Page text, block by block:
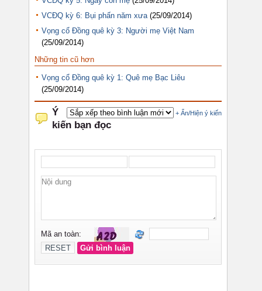
VCĐQ kỳ 6: Bụi phấn năm xưa (25/09/2014)
Vọng cổ Đồng quê kỳ 3: Người mẹ Việt Nam
(25/09/2014)
Những tin cũ hơn
Vọng cổ Đồng quê kỳ 1: Quê mẹ Bạc Liêu
(25/09/2014)